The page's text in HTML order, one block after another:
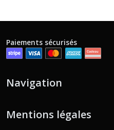
Paiements sécurisés
Navigation
Mentions légales